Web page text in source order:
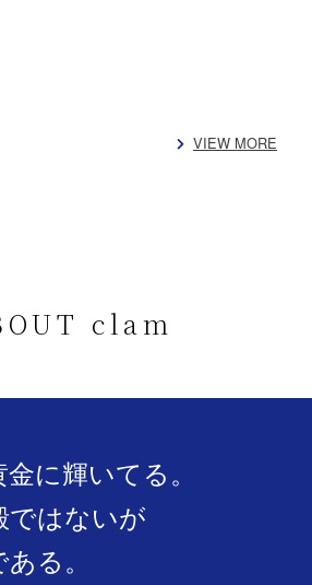
VIEW MORE
clam
に輝いてる。
ではないが
る。